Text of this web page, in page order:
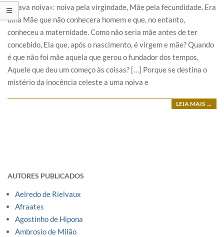
estava noiva»: noiva pela virgindade, Mãe pela fecundidade. Era
uma Mãe que não conhecera homem e que, no entanto,
conheceu a maternidade. Como não seria mãe antes de ter
concebido, Ela que, após o nascimento, é virgem e mãe? Quando
é que não foi mãe aquela que gerou o fundador dos tempos,
Aquele que deu um começo às coisas? […] Porque se destina o
mistério da inocência celeste a uma noiva e
LEIA MAIS →
AUTORES PUBLICADOS
Aelredo de Rielvaux
Afraates
Agostinho de Hipona
Ambrosio de Milão